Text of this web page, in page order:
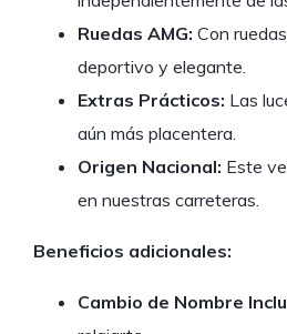
Ruedas AMG: Con
deportivo y elegante.
Extras Prácticos: Las
aún más placentera.
Origen Nacional: Este
en nuestras carreteras.
Beneficios adicionales:
Cambio de Nombre